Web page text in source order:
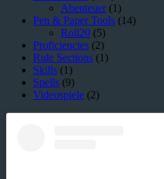
Abenteuer(1)
Pen & Paper Tools (14)
Roll20 (5)
Proficiencies (2)
Rule Sections (1)
Skills (1)
Spells (9)
Videospiele (2)